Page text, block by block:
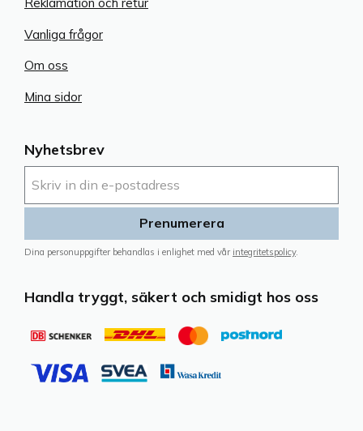
Nyhetsbrev
Prenumerera
Dina personuppgifter behandlas i enlighet med vår integritetspolicy.
Handla tryggt, säkert och smidigt hos oss
Vanliga frågor
Om oss
Mina sidor